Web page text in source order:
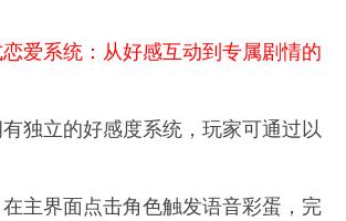
爱系统：从好感互动到专属剧情的
独立的好感度系统，玩家可通过以
在主界面点击角色触发语音彩蛋，完